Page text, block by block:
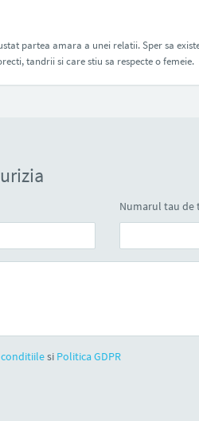
partea amara a unei relatii. Sper sa
tandrii si care stiu sa respecte o femeie.
Numarul tau de
si Politica GDPR